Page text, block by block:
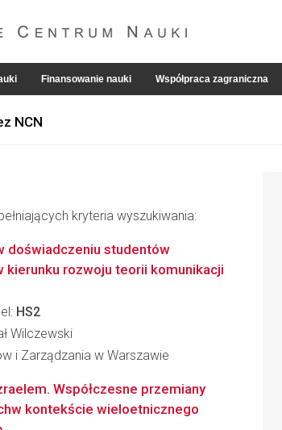
Finansowanie nauki Współpraca zagraniczna
NCN
kryteria wyszukiwania:
doświadczeniu studentów
kierunku rozwoju teorii komunikacji
HS2
Wilczewski
i Zarządzania w Warszawie
Współczesne przemiany
kontekście wieloetnicznego